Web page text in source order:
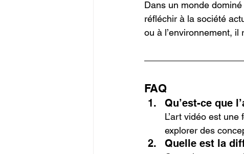
Dans un monde
réfléchir à la société
ou à l’environnement,
FAQ
Qu’est-ce que
L’art vidéo est
explorer des
Quelle est la